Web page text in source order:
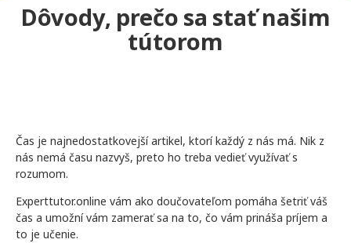
Dôvody, prečo sa stať našim
tútorom
Čas je najnedostatkovejší artikel, ktorí každý z nás má. Nik z
nás nemá času nazvyš, preto ho treba vedieť využívať s
rozumom.
Experttutor.online vám ako doučovateľom pomáha šetriť váš
čas a umožní vám zamerať sa na to, čo vám prináša príjem a
to je učenie.